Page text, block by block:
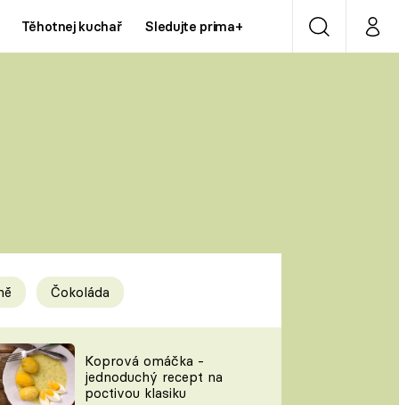
Těhotnej kuchař Sledujte prima+ VyhledáváníMůj
Prima LAJK
Sledujte nás
Čokoláda
Koprová omáčka -
jednoduchý recept na
poctivou klasiku